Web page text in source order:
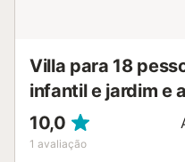
Villa para 18
infantil e jardim e
10,0
1 avaliação